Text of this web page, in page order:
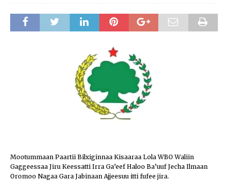
Mootummaan Paartii Bilxiginnaa Kisaaraa Lola WBO Waliin
Gaggeessaa Jiru Keessatti Irra Ga’eef Haloo Ba’uuf Jecha Ilmaan
Oromoo Nagaa Gara Jabinaan Ajjeesuu itti fufee jira.